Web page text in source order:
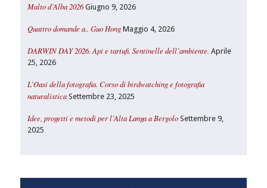
Malto d’Alba 2026 Giugno 9, 2026
Quattro domande a.. Guo Hong Maggio 4, 2026
DARWIN DAY 2026. Api e tartufi. Sentinelle dell’ambiente. Aprile
25, 2026
L’Oasi della fotografia. Corso di birdwatching e fotografia
naturalistica Settembre 23, 2025
Idee, progetti e metodi per l’Alta Langa a Bergolo Settembre 9,
2025